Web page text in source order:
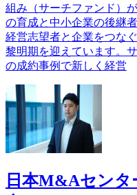
組み（サーチファンド）
の育成と中小企業の後継
経営志望者と企業をつな
黎明期を迎えています。
の成約事例で新しく経営
日本M&Aセンタ